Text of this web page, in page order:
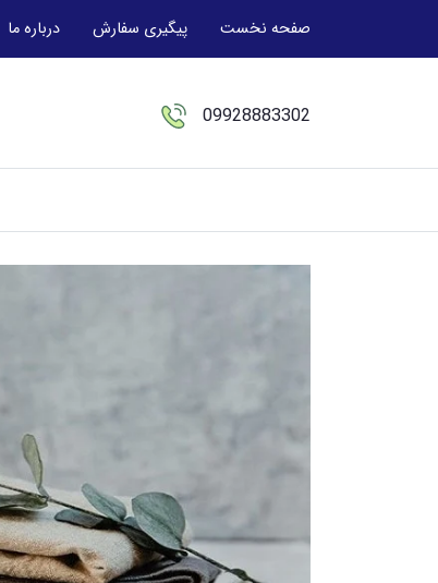
صفحه نخست پیگیری سفارش درباره ما
09928883302